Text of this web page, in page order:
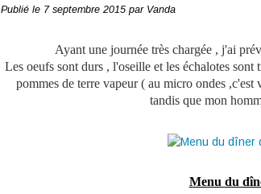
Publié le 7 septembre 2015 par Vanda
Ayant une journée très chargée , j'ai
Les oeufs sont durs , l'oseille et les échalotes
pommes de terre vapeur ( au micro ondes
tandis que mon
Menu du